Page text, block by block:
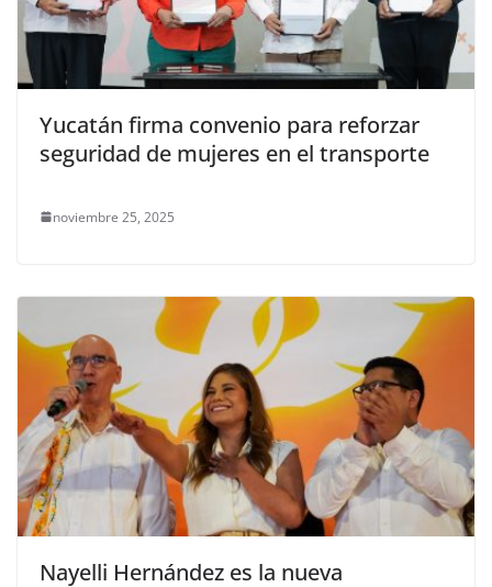
Yucatán firma convenio para reforzar
seguridad de mujeres en el transporte
noviembre 25, 2025
Nayelli Hernández es la nueva